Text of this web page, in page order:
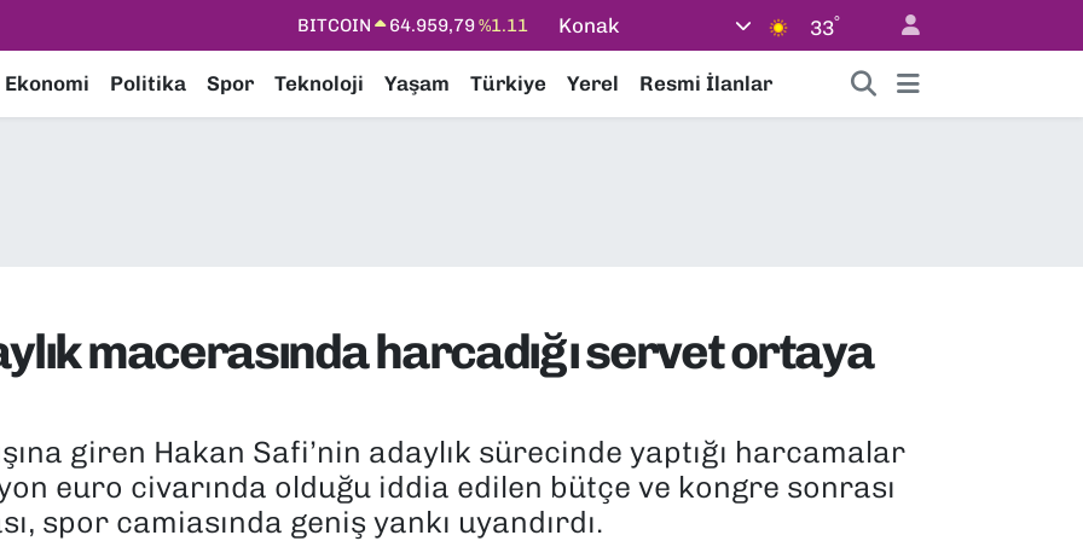
DOLAR 47,7436%0.18
STERLİN
64,4811%0.38
Konak 33°
Ekonomi Politika Spor Teknoloji Yaşam Türkiye Yerel Resmi İlanlar
macerasında harcadığı servet ortaya
giren Hakan Safi’nin adaylık sürecinde yaptığı harcamalar
euro civarında olduğu iddia edilen bütçe ve kongre sonrası
spor camiasında geniş yankı uyandırdı.